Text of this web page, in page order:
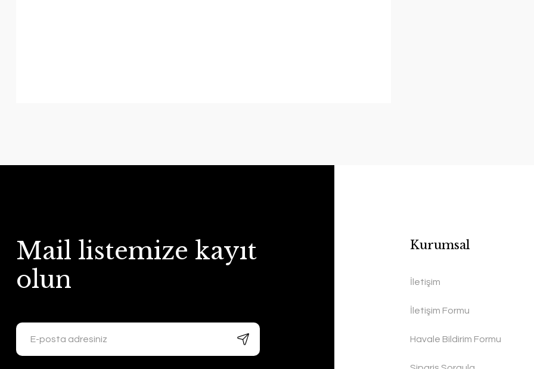
Mail listemize kayıt
olun
Kurumsal
İletişim
İletişim Formu
Havale Bildirim Formu